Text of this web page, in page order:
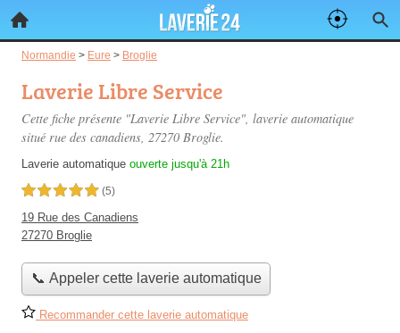
Normandie > Eure > Broglie
Laverie Libre Service
Cette fiche présente "Laverie Libre Service", laverie automatique
situé rue des canadiens, 27270 Broglie.
Laverie automatique ouverte jusqu'à 21h
5,0 étoiles sur 5 (5)
19 Rue des Canadiens
27270 Broglie
📞 Appeler cette laverie automatique
Recommander cette laverie automatique